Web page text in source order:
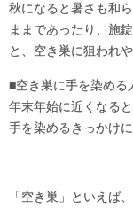
秋になると暑さも和
ままであったり、施
と、空き巣に狙われ
■空き巣に手を染める
年末年始に近くなる
手を染めるきっかけに
「空き巣」といえば